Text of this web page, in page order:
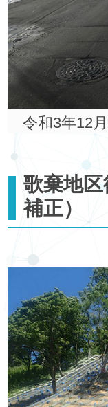
令和3年12
歌棄地
補正）